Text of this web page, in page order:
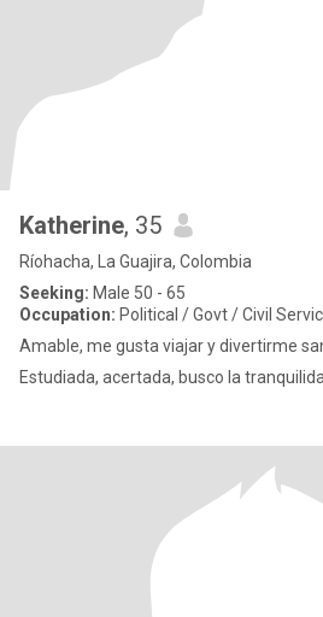
Katherine, 35
Ríohacha, La Guajira, Colombia
Seeking: Male 50 - 65
Occupation: Political / Govt / Civil
Amable, me gusta viajar y divertirme
Estudiada, acertada, busco la